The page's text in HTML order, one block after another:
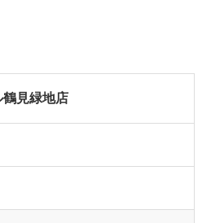
見緑地店